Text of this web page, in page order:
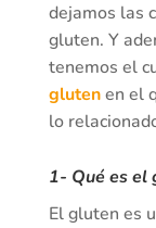
dejamos las
gluten. Y
tenemos el
glutenen el
lo
1- Qué es el
El gluten es